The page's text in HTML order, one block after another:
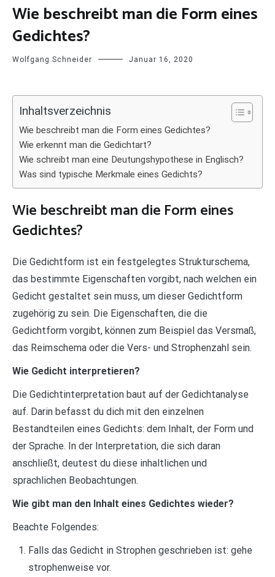
Wie beschreibt man die Form eines
Gedichtes?
Wolfgang Schneider Januar 16, 2020
Inhaltsverzeichnis
Wie beschreibt man die Form eines Gedichtes?
Wie erkennt man die Gedichtart?
Wie schreibt man eine Deutungshypothese in Englisch?
Was sind typische Merkmale eines Gedichts?
Wie beschreibt man die Form eines
Gedichtes?
Die Gedichtform ist ein festgelegtes Strukturschema,
das bestimmte Eigenschaften vorgibt, nach welchen ein
Gedicht gestaltet sein muss, um dieser Gedichtform
zugehörig zu sein. Die Eigenschaften, die die
Gedichtform vorgibt, können zum Beispiel das Versmaß,
das Reimschema oder die Vers- und Strophenzahl sein.
Wie Gedicht interpretieren?
Die Gedichtinterpretation baut auf der Gedichtanalyse
auf. Darin befasst du dich mit den einzelnen
Bestandteilen eines Gedichts: dem Inhalt, der Form und
der Sprache. In der Interpretation, die sich daran
anschließt, deutest du diese inhaltlichen und
sprachlichen Beobachtungen.
Wie gibt man den Inhalt eines Gedichtes wieder?
Beachte Folgendes:
Falls das Gedicht in Strophen geschrieben ist: gehe
strophenweise vor.